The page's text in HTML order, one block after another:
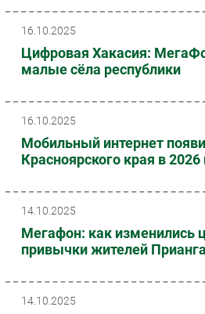
16.10.2025
Цифровая Хакасия:
малые сёла республики
16.10.2025
Мобильный интернет
Красноярского края в 2026
14.10.2025
Мегафон: как изменились
привычки жителей
14.10.2025